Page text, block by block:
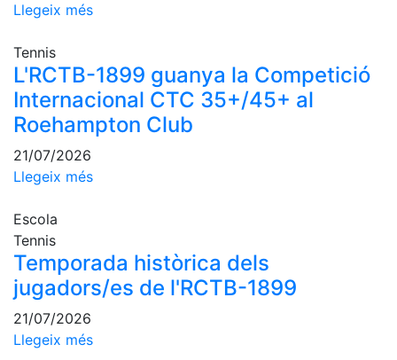
Tennis
Escola de
tennis
Next Gen
Palmarès
equips
Llegendes
Competicions
Campionat
Social de
Tennis
Quadres
de Joc
Llegeix més
Tennis
L'RCTB-1899 guanya la Competició
Internacional CTC 35+/45+ al
Roehampton Club
21/07/2026
Llegeix més
Escola
Tennis
Temporada històrica dels
jugadors/es de l'RCTB-1899
21/07/2026
Llegeix més